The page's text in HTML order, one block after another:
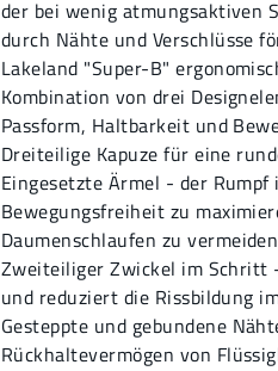
der bei wenig atmungsaktiven
durch Nähte und Verschlüsse
Lakeland "Super-B"
Kombination von drei
Passform, Haltbarkeit und
Dreiteilige Kapuze für eine
Eingesetzte Ärmel - der
Bewegungsfreiheit zu
Daumenschlaufen zu
Zweiteiliger Zwickel im Schritt
und reduziert die Rissbildung
Gesteppte und gebundene
Rückhaltevermögen von